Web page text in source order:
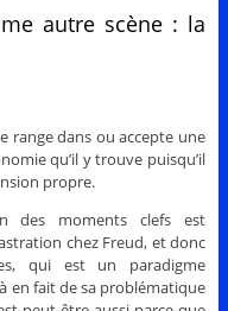
autre scène : la
range dans ou accepte une
qu’il y trouve puisqu’il
propre.
des moments clefs est
chez Freud, et donc
qui est un paradigme
en fait de sa problématique